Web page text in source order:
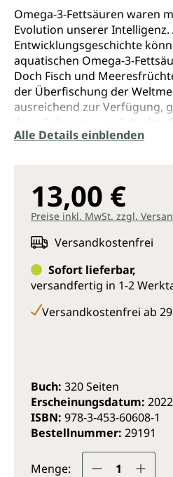
Omega-3-Fettsäuren waren
Evolution unserer
Entwicklungsgeschichte
aquatischen Omega-3-
Doch Fisch und
der Überfischung der
ausreichend zur Verfügung,
ihrer Belastung mit
ursprüngliche und rein
Mangel an aquatischen
beheben.
Dieser Mangel ist
Zivilisationskrankheiten –
Diabetes bis Krebs. Während
Entwicklung führt ein Defizit
unentbehrlichen
Einbußen der emotionalen,
einen essenziellen Beitrag
Alle Details einblenden
13,00 €
Preise inkl. MwSt. zzgl.
Versandkostenfrei
Sofort lieferbar,
versandfertig in 1-2
Versandkostenfrei ab 29
Buch: 320 Seiten
Erscheinungsdatum: 2022
ISBN: 978-3-453-60608-1
Bestellnummer: 29191
Menge: Produkt